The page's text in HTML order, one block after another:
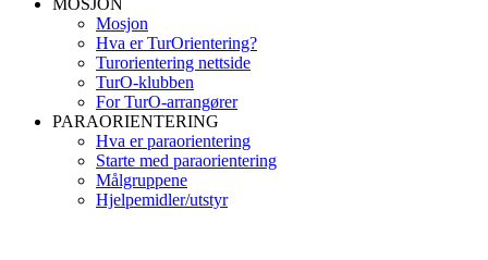
MOSJON
Mosjon
Hva er TurOrientering?
Turorientering nettside
TurO-klubben
For TurO-arrangører
PARAORIENTERING
Hva er paraorientering
Starte med paraorientering
Målgruppene
Hjelpemidler/utstyr